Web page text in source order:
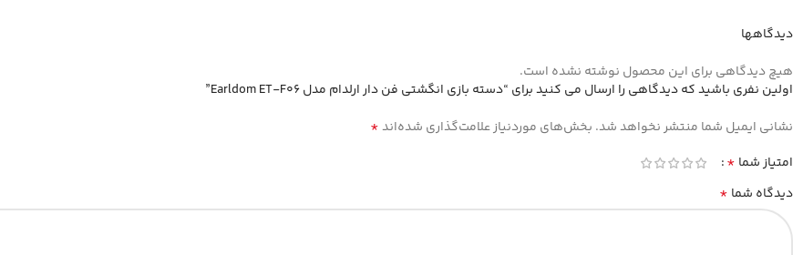
دیدگاهها
هیچ دیدگاهی برای این محصول نوشته نشده است.
اولین نفری باشید که دیدگاهی را ارسال می کنید برای “دسته بازی انگشتی فن دار ارلدام مدل Earldom ET-F06”
نشانی ایمیل شما منتشر نخواهد شد. بخش‌های موردنیاز علامت‌گذاری شده‌اند*
امتیاز شما *
دیدگاه شما *